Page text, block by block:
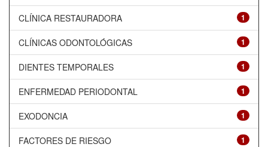
1
CLÍNICA RESTAURADORA
1
CLÍNICAS ODONTOLÓGICAS
1
DIENTES TEMPORALES
1
ENFERMEDAD PERIODONTAL
1
EXODONCIA
1
FACTORES DE RIESGO